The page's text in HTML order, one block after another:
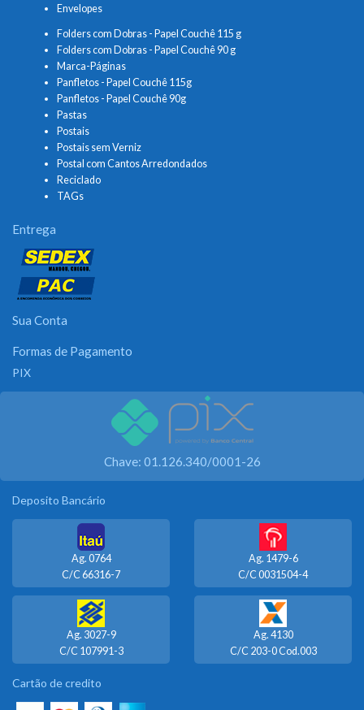
Envelopes
Folders com Dobras - Papel Couchê 115 g
Folders com Dobras - Papel Couchê 90 g
Marca-Páginas
Panfletos - Papel Couchê 115g
Panfletos - Papel Couchê 90g
Pastas
Postais
Postais sem Verniz
Postal com Cantos Arredondados
Reciclado
TAGs
Entrega
Sua Conta
Formas de Pagamento
PIX
Chave: 01.126.340/0001-26
Deposito Bancário
Ag. 0764
C/C 66316-7
Ag. 1479-6
C/C 0031504-4
Ag. 3027-9
C/C 107991-3
Ag. 4130
C/C 203-0 Cod.003
Cartão de credito